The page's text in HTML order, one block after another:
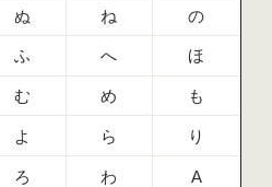
ぬ ね の
ふ へ ほ
む め も
よ ら り
ろ わ A